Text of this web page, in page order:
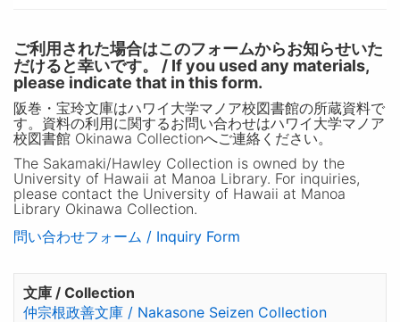
ご利用された場合はこのフォームからお知らせいた
だけると幸いです。 / If you used any materials,
please indicate that in this form.
阪巻・宝玲文庫はハワイ大学マノア校図書館の所蔵資料で
す。資料の利用に関するお問い合わせはハワイ大学マノア
校図書館 Okinawa Collectionへご連絡ください。
The Sakamaki/Hawley Collection is owned by the
University of Hawaii at Manoa Library. For inquiries,
please contact the University of Hawaii at Manoa
Library Okinawa Collection.
問い合わせフォーム / Inquiry Form
文庫 / Collection
仲宗根政善文庫 / Nakasone Seizen Collection